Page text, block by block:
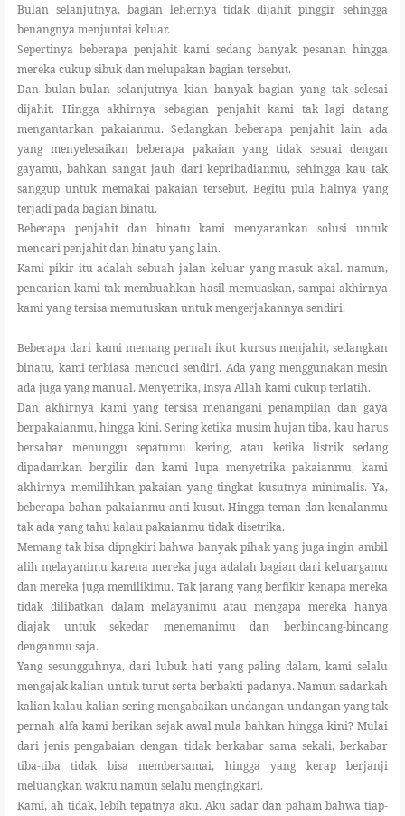
Bulan selanjutnya, bagian lehernya tidak dijahit pinggir sehingga
benangnya menjuntai keluar.
Sepertinya beberapa penjahit kami sedang banyak pesanan hingga
mereka cukup sibuk dan melupakan bagian tersebut.
Dan bulan-bulan selanjutnya kian banyak bagian yang tak selesai
dijahit. Hingga akhirnya sebagian penjahit kami tak lagi datang
mengantarkan pakaianmu. Sedangkan beberapa penjahit lain ada
yang menyelesaikan beberapa pakaian yang tidak sesuai dengan
gayamu, bahkan sangat jauh dari kepribadianmu, sehingga kau tak
sanggup untuk memakai pakaian tersebut. Begitu pula halnya yang
terjadi pada bagian binatu.
Beberapa penjahit dan binatu kami menyarankan solusi untuk
mencari penjahit dan binatu yang lain.
Kami pikir itu adalah sebuah jalan keluar yang masuk akal. namun,
pencarian kami tak membuahkan hasil memuaskan, sampai akhirnya
kami yang tersisa memutuskan untuk mengerjakannya sendiri.
Beberapa dari kami memang pernah ikut kursus menjahit, sedangkan
binatu, kami terbiasa mencuci sendiri. Ada yang menggunakan mesin
ada juga yang manual. Menyetrika, Insya Allah kami cukup terlatih.
Dan akhirnya kami yang tersisa menangani penampilan dan gaya
berpakaianmu, hingga kini. Sering ketika musim hujan tiba, kau harus
bersabar menunggu sepatumu kering, atau ketika listrik sedang
dipadamkan bergilir dan kami lupa menyetrika pakaianmu, kami
akhirnya memilihkan pakaian yang tingkat kusutnya minimalis. Ya,
beberapa bahan pakaianmu anti kusut. Hingga teman dan kenalanmu
tak ada yang tahu kalau pakaianmu tidak disetrika.
Memang tak bisa dipngkiri bahwa banyak pihak yang juga ingin ambil
alih melayanimu karena mereka juga adalah bagian dari keluargamu
dan mereka juga memilikimu. Tak jarang yang berfikir kenapa mereka
tidak dilibatkan dalam melayanimu atau mengapa mereka hanya
diajak untuk sekedar menemanimu dan berbincang-bincang
denganmu saja.
Yang sesungguhnya, dari lubuk hati yang paling dalam, kami selalu
mengajak kalian untuk turut serta berbakti padanya. Namun sadarkah
kalian kalau kalian sering mengabaikan undangan-undangan yang tak
pernah alfa kami berikan sejak awal mula bahkan hingga kini? Mulai
dari jenis pengabaian dengan tidak berkabar sama sekali, berkabar
tiba-tiba tidak bisa membersamai, hingga yang kerap berjanji
meluangkan waktu namun selalu mengingkari.
Kami, ah tidak, lebih tepatnya aku. Aku sadar dan paham bahwa tiap-